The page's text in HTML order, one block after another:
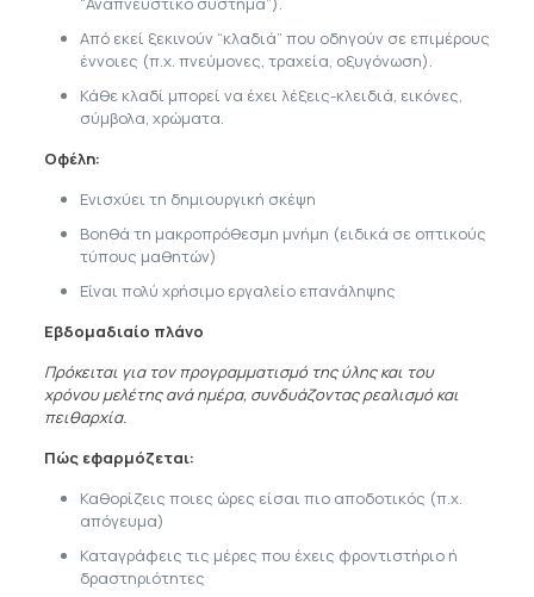
Από εκεί ξεκινούν “κλαδιά” που οδηγούν σε επιμέρους
έννοιες (π.χ. πνεύμονες, τραχεία, οξυγόνωση).
Κάθε κλαδί μπορεί να έχει λέξεις-κλειδιά, εικόνες,
σύμβολα, χρώματα.
Οφέλη:
Ενισχύει τη δημιουργική σκέψη
Βοηθά τη μακροπρόθεσμη μνήμη (ειδικά σε οπτικούς
τύπους μαθητών)
Είναι πολύ χρήσιμο εργαλείο επανάληψης
Εβδομαδιαίο πλάνο
Πρόκειται για τον προγραμματισμό της ύλης και του
χρόνου μελέτης ανά ημέρα, συνδυάζοντας ρεαλισμό και
πειθαρχία.
Πώς εφαρμόζεται:
Καθορίζεις ποιες ώρες είσαι πιο αποδοτικός (π.χ.
απόγευμα)
Καταγράφεις τις μέρες που έχεις φροντιστήριο ή
δραστηριότητες